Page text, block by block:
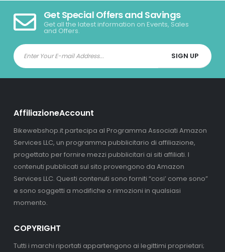
Get Special Offers and Savings
Get all the latest information on Events, Sales
and Offers.
AffiliazioneAccount
Bikewebshop.it partecipa al Programma Associati Amazon
Services LLC, un programma pubblicitario di affiliazione,
progettato per fornire mezzi pubblicitari ai siti affiliati. I
contenuti pubblicati sul sito provengono da Amazon
Services LLC. Questi contenuti sono forniti “cosi’ come sono”
e sono soggetti a modifiche o rimozioni in qualsiasi
momento.
COPYRIGHT
Tutti i marchi riportati appartengono ai legittimi proprietari;